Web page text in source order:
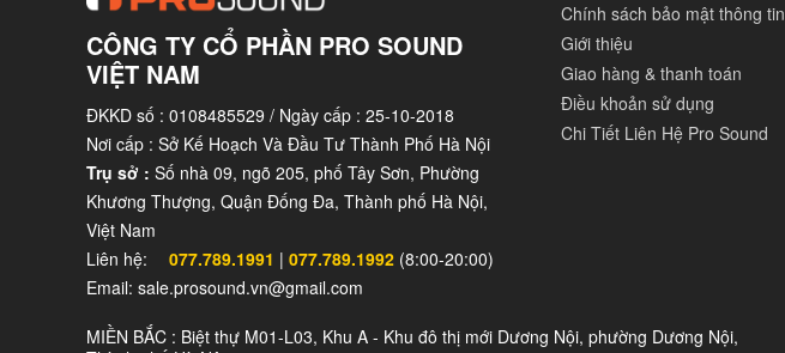
CÔNG TY CỔ PHẦN PRO SOUND
VIỆT NAM
ĐKKD số : 0108485529 / Ngày cấp : 25-10-2018
Nơi cấp : Sở Kế Hoạch Và Đầu Tư Thành Phố Hà Nội
Trụ sở : Số nhà 09, ngõ 205, phố Tây Sơn, Phường
Khương Thượng, Quận Đống Đa, Thành phố Hà Nội,
Việt Nam
Liên hệ:
077.789.1991 | 077.789.1992 (8:00-20:00)
Email: sale.prosound.vn@gmail.com
Chính sách bảo mật thông tin
Giới thiệu
Giao hàng & thanh toán
Điều khoản sử dụng
Chi Tiết Liên Hệ Pro Sound
MIỀN BẮC : Biệt thự M01-L03, Khu A - Khu đô thị mới Dương Nội, phường Dương Nội,